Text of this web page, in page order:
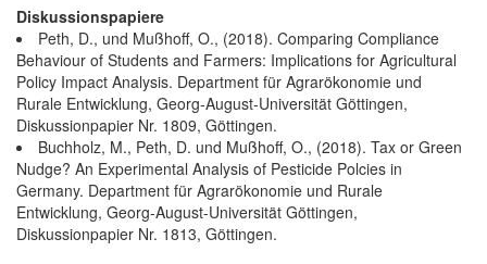
Diskussionspapiere
Peth, D., und Mußhoff, O., (2018). Comparing Compliance
Behaviour of Students and Farmers: Implications for Agricultural
Policy Impact Analysis. Department für Agrarökonomie und
Rurale Entwicklung, Georg-August-Universität Göttingen,
Diskussionpapier Nr. 1809, Göttingen.
Buchholz, M., Peth, D. und Mußhoff, O., (2018). Tax or Green
Nudge? An Experimental Analysis of Pesticide Polcies in
Germany. Department für Agrarökonomie und Rurale
Entwicklung, Georg-August-Universität Göttingen,
Diskussionpapier Nr. 1813, Göttingen.